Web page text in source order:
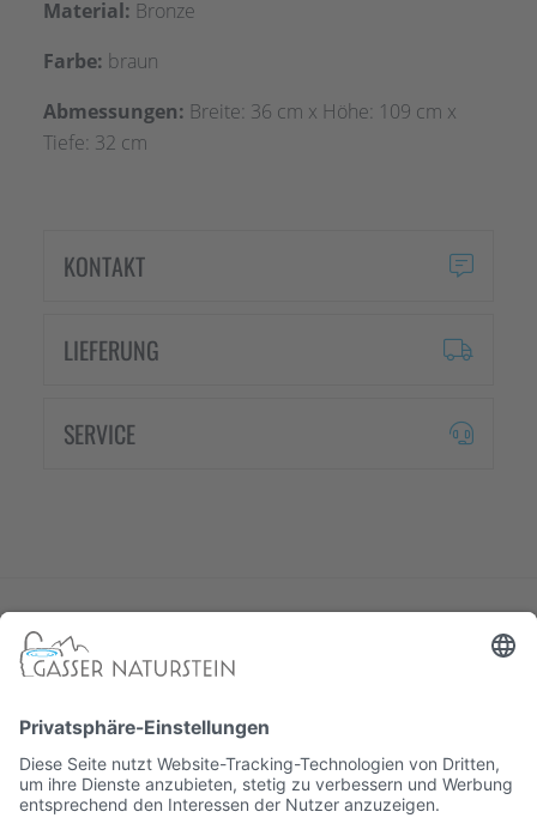
Material: Bronze
Farbe: braun
Abmessungen: Breite: 36 cm x Höhe: 109 cm x
Tiefe: 32 cm
KONTAKT
LIEFERUNG
SERVICE
Südtiroler Meisterbetrieb